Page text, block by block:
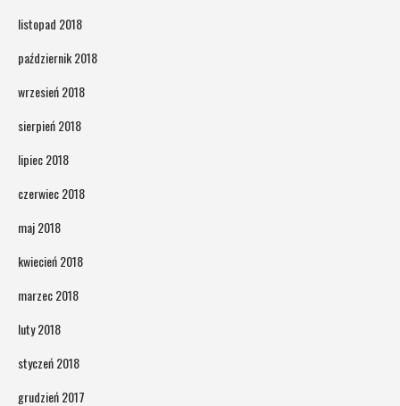
listopad 2018
październik 2018
wrzesień 2018
sierpień 2018
lipiec 2018
czerwiec 2018
maj 2018
kwiecień 2018
marzec 2018
luty 2018
styczeń 2018
grudzień 2017